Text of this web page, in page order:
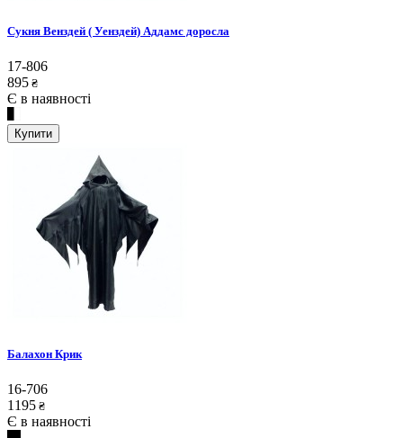
Сукня Венздей ( Уенздей) Аддамс доросла
17-806
895 ₴
Є в наявності
Купити
Балахон Крик
16-706
1195 ₴
Є в наявності